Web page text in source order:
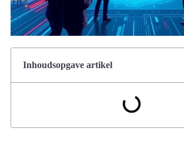
Inhoudsopgave artikel